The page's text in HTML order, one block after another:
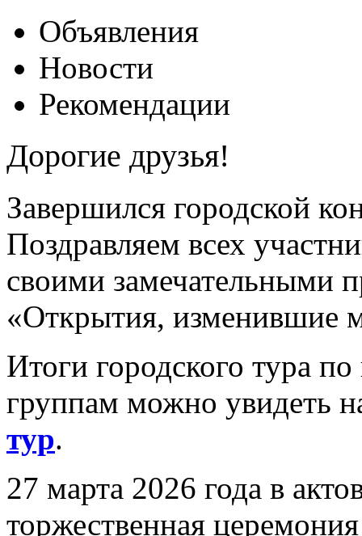
Объявления
Новости
Рекомендации
Дорогие друзья!
Завершился городской
Поздравляем всех
своими замечательными
«Открытия, изменившие
Итоги городского тура
группам можно увидеть
тур.
27 марта 2026 года в
торжественная